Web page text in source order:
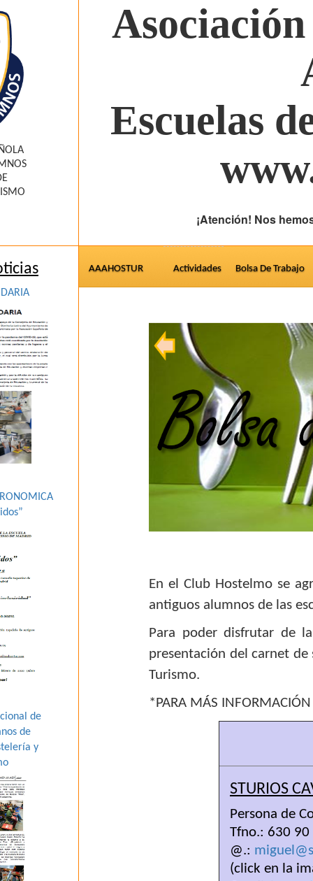
Escuelas
¡Atención! Nos
de
de
y
AAAHOSTUR Actividades Bolsa De Trabajo
En el Club Hostelmo se
antiguos alumnos de las
Para poder disfrutar de
presentación del carnet de
Turismo.
*PARA MÁS INFORMACIÓN
STURIOS
Persona de
Tfno.: 630
@.:
(click en la